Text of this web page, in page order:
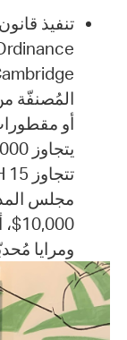
أو
مجلس
ومرايا